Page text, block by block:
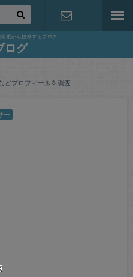
度から観察するブログ
ログ
どプロフィールを調査
ー